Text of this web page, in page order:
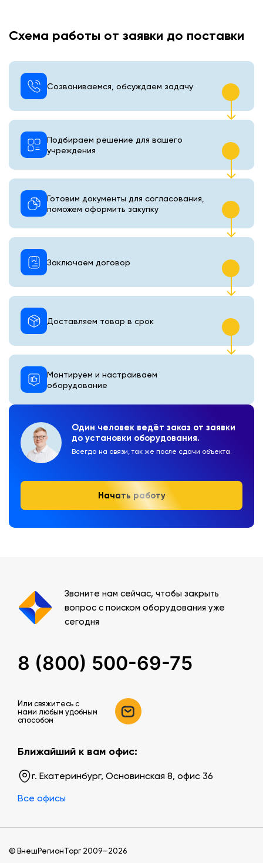
Схема работы от заявки до поставки
Один человек ведёт заказ от заявки
до установки оборудования.
Всегда на связи, так же после сдачи объекта.
Начать работу
Созваниваемся, обсуждаем задачу
Подбираем решение для вашего
учреждения
Готовим документы для согласования,
поможем оформить закупку
Монтируем и настраиваем
оборудование
Доставляем товар в срок
Заключаем договор
Звоните нам сейчас, чтобы закрыть
вопрос с поиском оборудования уже
сегодня
8 (800) 500-69-75
Или свяжитесь c
нами любым удобным
способом
Ближайший к вам офис:
г. Екатеринбург, Основинская 8, офис 36
Все офисы
© ВнешРегионТорг 2009—2026